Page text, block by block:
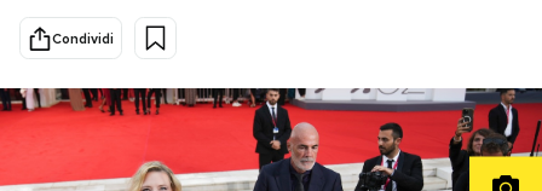
Scienza
Economia
Altrecose
Mondiali calcio 2026
Condividi